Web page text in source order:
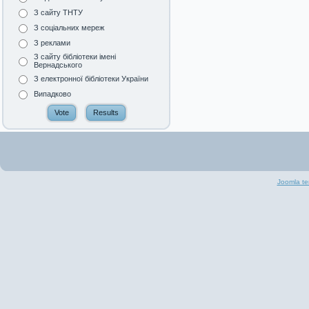
З сайту ТНТУ
З соціальних мереж
З реклами
З сайту бібліотеки імені
Вернадського
З електронної бібліотеки України
Випадково
Joomla